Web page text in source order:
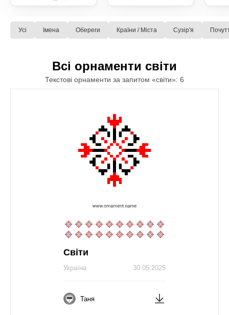
Усі Імена Обереги Країни / Міста Сузiр'я
Всі орнаменти світи
Текстові орнаменти за запитом «світи»: 6
Світи
30.05.2025
Україна
Таня